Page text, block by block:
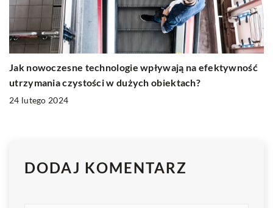
Jak nowoczesne technologie wpływają na efektywność
utrzymania czystości w dużych obiektach?
24 lutego 2024
DODAJ KOMENTARZ